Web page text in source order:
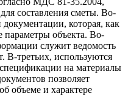
составления сметы. Во-
которая, как
параметры объекта. Во-
служит ведомость
В-третьих, используются
на материалы
позволяет
объеме и характере